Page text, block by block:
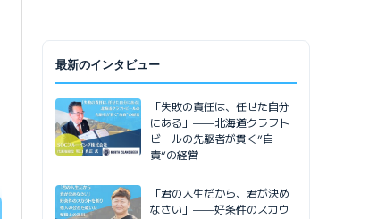
最新のインタビュー
「失敗の責任は、任せた自分
にある」——北海道クラフト
ビールの先駆者が貫く”自
責”の経営
「君の人生だから、君が決め
なさい」——好条件のスカウ